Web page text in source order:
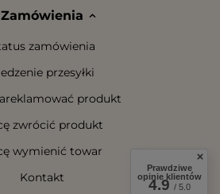
Zamówienia
zamówienia
przesyłki
produkt
zwrócić produkt
wymienić towar
Kontakt
Prawdziwe
opinie klientów
4.9/ 5.0